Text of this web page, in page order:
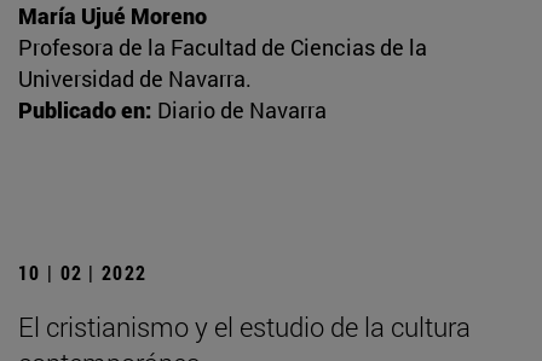
María Ujué Moreno
Profesora de la Facultad de Ciencias de la
Universidad de Navarra.
Publicado en: Diario de Navarra
10 | 02 | 2022
El cristianismo y el estudio de la cultura